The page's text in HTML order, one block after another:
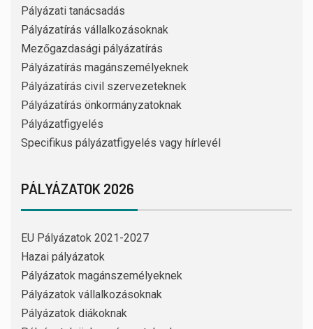
Pályázati tanácsadás
Pályázatírás vállalkozásoknak
Mezőgazdasági pályázatírás
Pályázatírás magánszemélyeknek
Pályázatírás civil szervezeteknek
Pályázatírás önkormányzatoknak
Pályázatfigyelés
Specifikus pályázatfigyelés vagy hírlevél
PÁLYÁZATOK 2026
EU Pályázatok 2021-2027
Hazai pályázatok
Pályázatok magánszemélyeknek
Pályázatok vállalkozásoknak
Pályázatok diákoknak